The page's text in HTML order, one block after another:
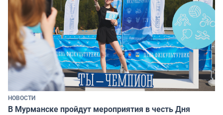
НОВОСТИ
В Мурманске пройдут мероприятия в честь Дня